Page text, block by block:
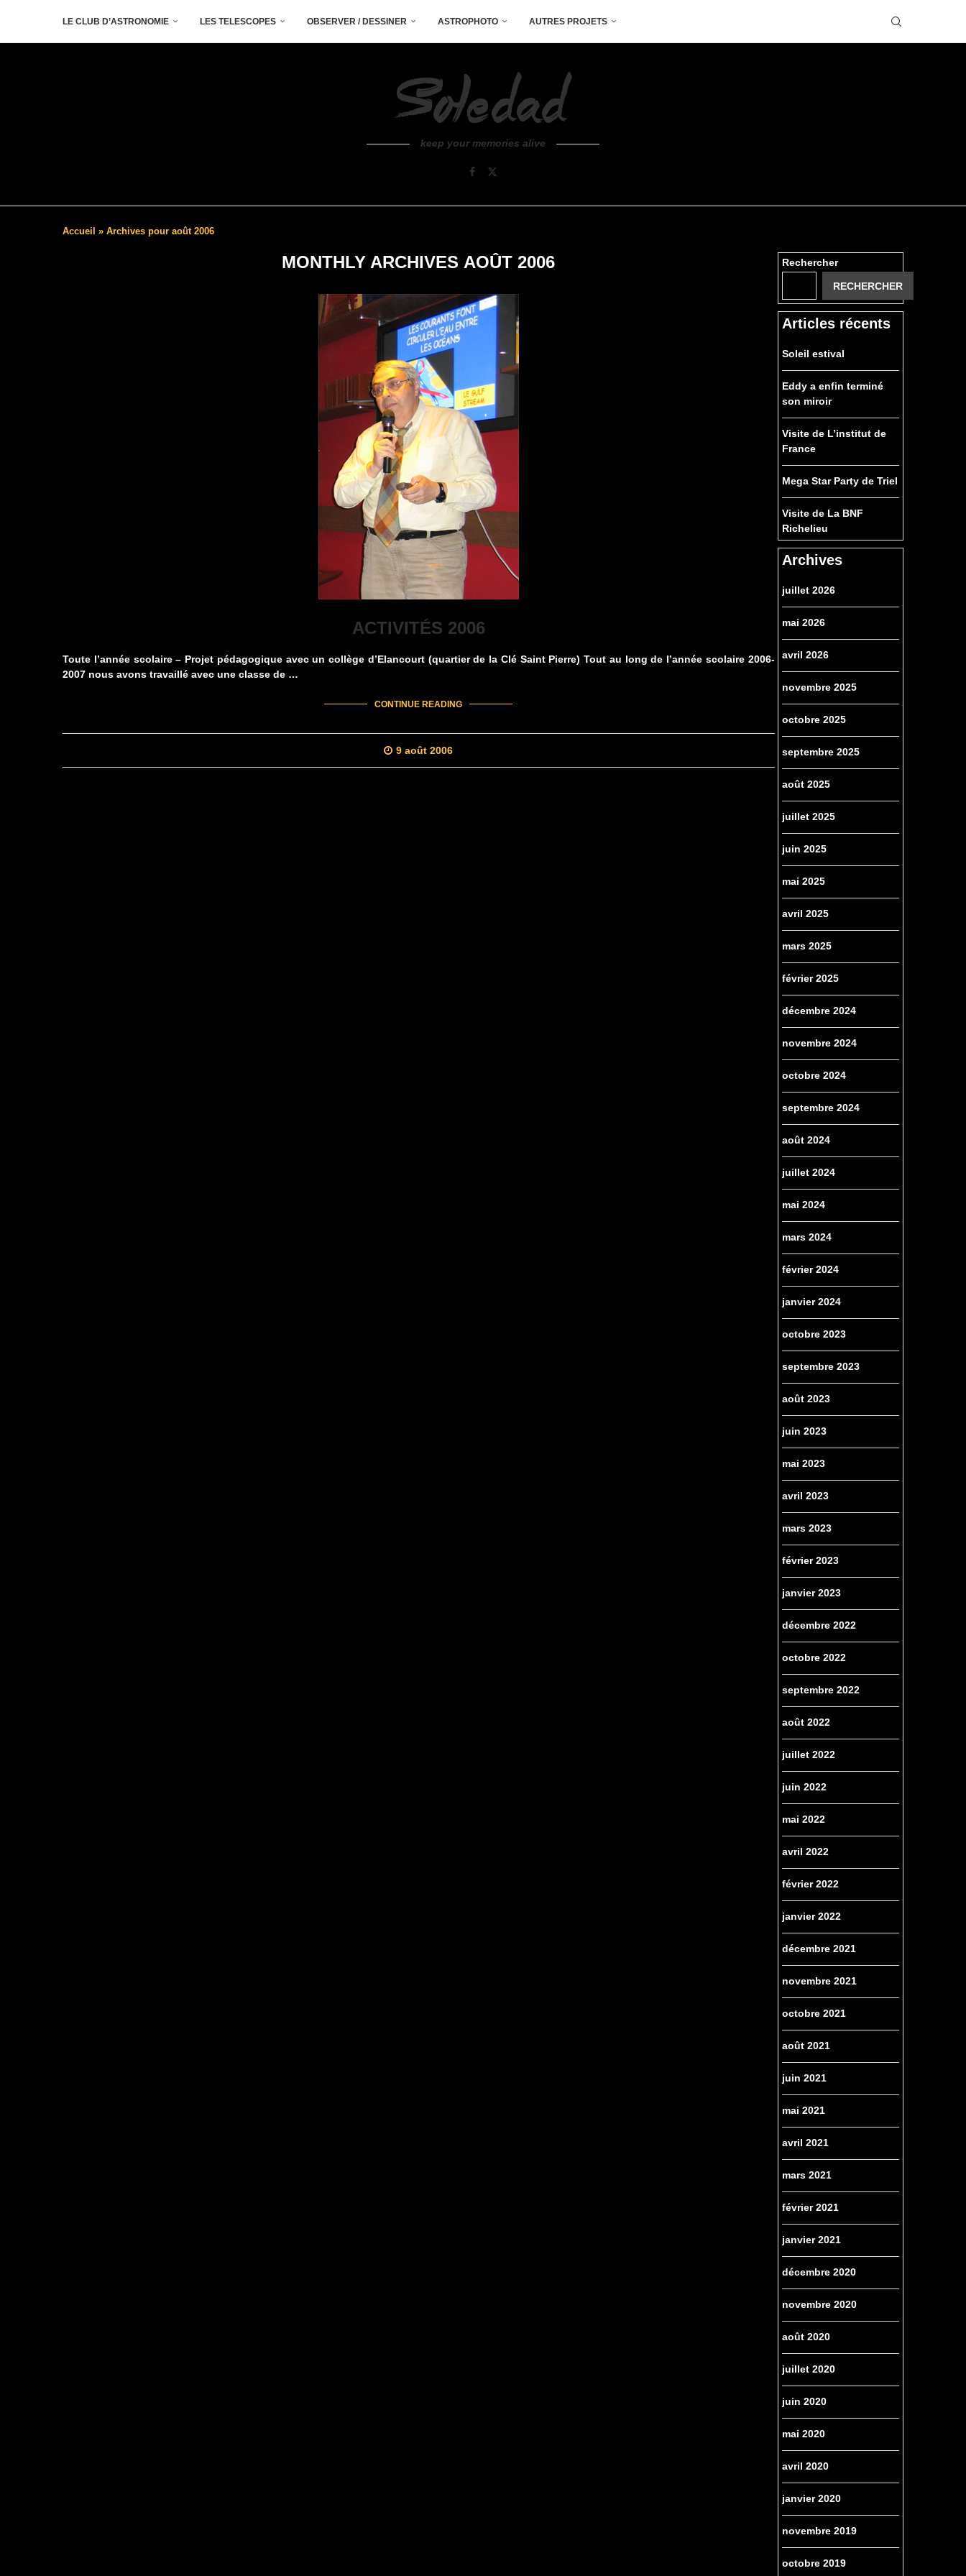
LE CLUB D’ASTRONOMIE LES TELESCOPES OBSERVER / DESSINER ASTROPHOTO AUTRES PROJETS
keep your memories alive
Accueil » Archives pour août 2006
MONTHLY ARCHIVES AOÛT 2006
ACTIVITÉS 2006
Toute l’année scolaire – Projet pédagogique avec un collège d’Elancourt (quartier de la Clé Saint Pierre) Tout au long de l’année scolaire 2006-
2007 nous avons travaillé avec une classe de …
CONTINUE READING
9 août 2006
Rechercher
RECHERCHER
Articles récents
Soleil estival
Eddy a enfin terminé
son miroir
Visite de L’institut de
France
Mega Star Party de Triel
Visite de La BNF
Richelieu
Archives
juillet 2026
mai 2026
avril 2026
novembre 2025
octobre 2025
septembre 2025
août 2025
juillet 2025
juin 2025
mai 2025
avril 2025
mars 2025
février 2025
décembre 2024
novembre 2024
octobre 2024
septembre 2024
août 2024
juillet 2024
mai 2024
mars 2024
février 2024
janvier 2024
octobre 2023
septembre 2023
août 2023
juin 2023
mai 2023
avril 2023
mars 2023
février 2023
janvier 2023
décembre 2022
octobre 2022
septembre 2022
août 2022
juillet 2022
juin 2022
mai 2022
avril 2022
février 2022
janvier 2022
décembre 2021
novembre 2021
octobre 2021
août 2021
juin 2021
mai 2021
avril 2021
mars 2021
février 2021
janvier 2021
décembre 2020
novembre 2020
août 2020
juillet 2020
juin 2020
mai 2020
avril 2020
janvier 2020
novembre 2019
octobre 2019